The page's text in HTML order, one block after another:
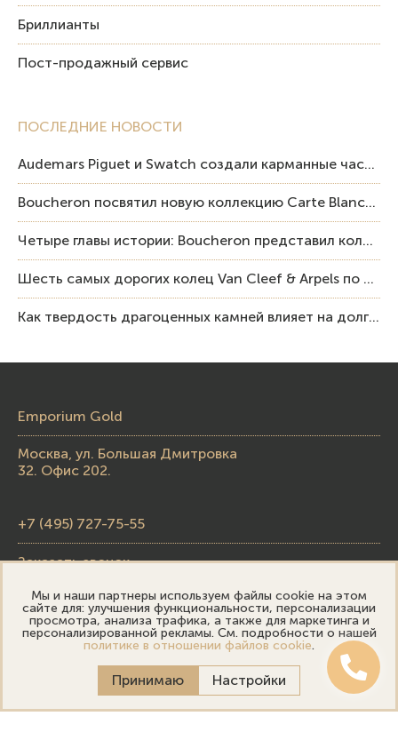
ПОСЛЕДНИЕ НОВОСТИ
Audemars Piguet и Swatch создали карманные часы в эстетике Royal Oak и Pop Art
Boucheron посвятил новую коллекцию Carte Blanche Human Being человеку и силе мастерства
Четыре главы истории: Boucheron представил коллекцию «Nom: Boucheron, Prénom: Frédéric»
Шесть самых дорогих колец Van Cleef & Arpels по итогам аукционов Sotheby’s
Как твердость драгоценных камней влияет на долговечность ювелирных изделий
Бриллианты
Пост-продажный сервис
Emporium Gold
Москва, ул. Большая Дмитровка
32. Офис 202.
+7 (495) 727-75-55
Заказать звонок
skupka@emporiumgold.com
sale@emporiumgold.com
Режим работы:
Пн-Пт: 10:00–20:00
Мы и наши партнеры используем файлы cookie на этом
сайте для: улучшения функциональности, персонализации
просмотра, анализа трафика, а также для маркетинга и
персонализированной рекламы. См. подробности о нашей
политике в отношении файлов cookie.
Принимаю Настройки